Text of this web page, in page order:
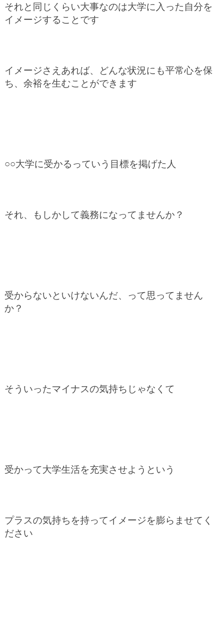
それと同じくらい大事なのは大学に入った自分を
イメージすることです
イメージさえあれば、どんな状況にも平常心を保
ち、余裕を生むことができます
○○大学に受かるっていう目標を掲げた人
それ、もしかして義務になってませんか？
受からないといけないんだ、って思ってません
か？
そういったマイナスの気持ちじゃなくて
受かって大学生活を充実させようという
プラスの気持ちを持ってイメージを膨らませてく
ださい